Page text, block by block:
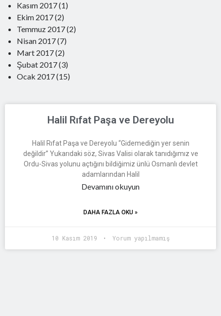
- Kaşığın Hikayesi
2 Aralık 2023
Kasım 2017(1)
Ekim 2017(2)
Temmuz 2017(2)
Nisan 2017(7)
Mart 2017(2)
Şubat 2017(3)
Ocak 2017(15)
Halil Rıfat Paşa ve Dereyolu
Halil Rıfat Paşa ve Dereyolu “Gidemediğin yer senin
değildir” Yukarıdaki söz, Sivas Valisi olarak tanıdığımız ve
Ordu-Sivas yolunu açtığını bildiğimiz ünlü Osmanlı devlet
adamlarından Halil
Devamını okuyun
DAHA FAZLA OKU »
10 Kasım 2019 Yorum yapılmamış